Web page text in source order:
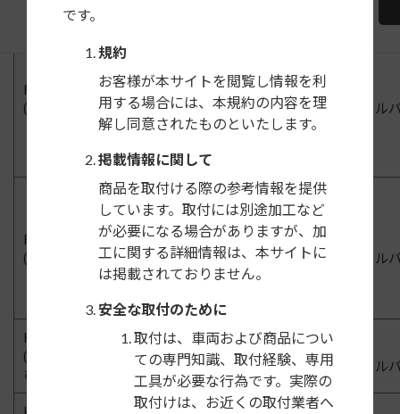
R6/4〜現在
(e：HEV含む）
RV4,
RV5,
RV6
オーディオレス車
(ナビ装着用スペシャル
R3/4〜R6/4
(e：HEV含む）
RV3,
RV4,
RV5,
RV6
オーディオレス車
(ナビ装着用スペシャル
H28/3〜R3/4
(ハイブリッド含
む）
RU1,
RU2,
RU3,
RU4
オーディオレス車
(ナビ装着用スペシャル
RU1,
です。
規約
お客様が本サイトを閲覧し情報を利
用する場合には、本規約の内容を理
解し同意されたものといたします。
掲載情報に関して
商品を取付ける際の参考情報を提供
しています。取付には別途加工など
が必要になる場合がありますが、加
工に関する詳細情報は、本サイトに
は掲載されておりません。
安全な取付のために
取付は、車両および商品につい
ての専門知識、取付経験、専用
工具が必要な行為です。実際の
取付けは、お近くの取付業者へ